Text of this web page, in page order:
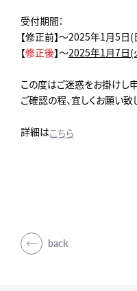
受付期間：
【修正前】～2025年1月5日
【修正後】～2025年1月7日(
この度はご迷惑をお掛けし
ご確認の程、宜しくお願い致
詳細はこちら
back